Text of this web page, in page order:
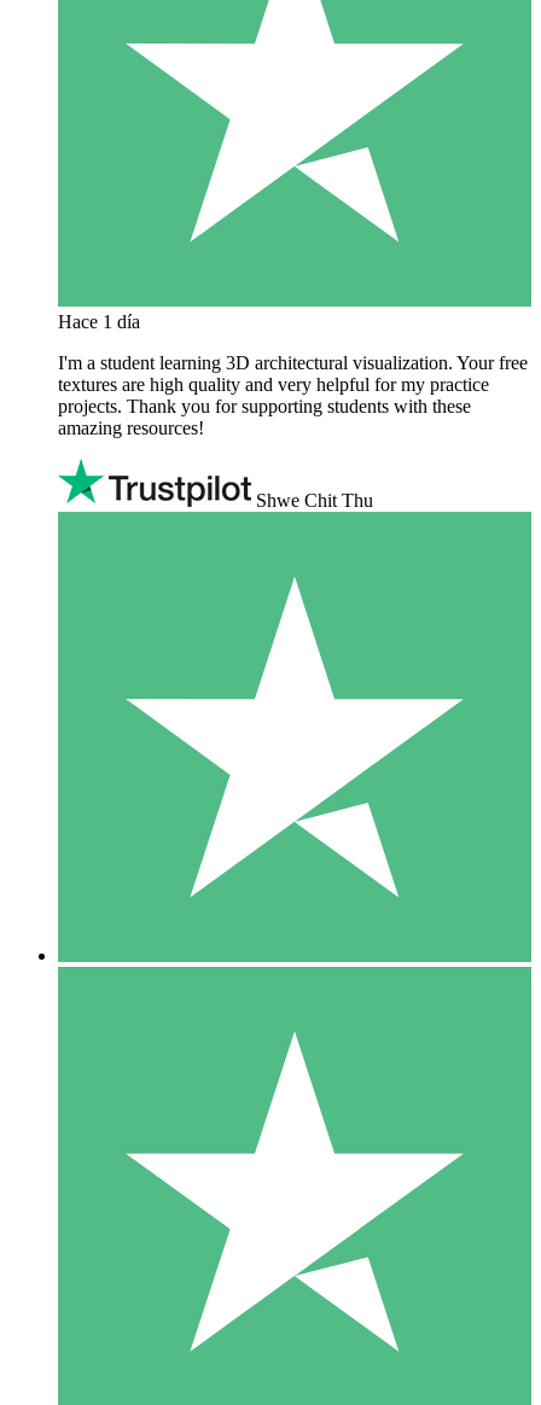
Hace 1 día
I'm a student learning 3D architectural visualization. Your free
textures are high quality and very helpful for my practice
projects. Thank you for supporting students with these
amazing resources!
Shwe Chit Thu